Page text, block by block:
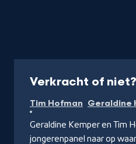
Verkracht of niet?
Tim Hofman Geraldine
Geraldine Kemper en Tim
jongerenpanel naar op